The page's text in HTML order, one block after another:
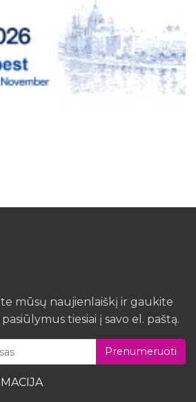
mūsų naujienlaiškį ir gaukite
tiesiai į savo el. paštą.
Prenumeruoti